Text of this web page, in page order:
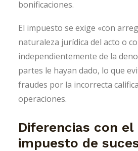
bonificaciones.
El impuesto se exige «con
naturaleza jurídica del acto o
independientemente de la
partes le hayan dado, lo que
fraudes por la incorrecta
operaciones.
Diferencias con el
impuesto de